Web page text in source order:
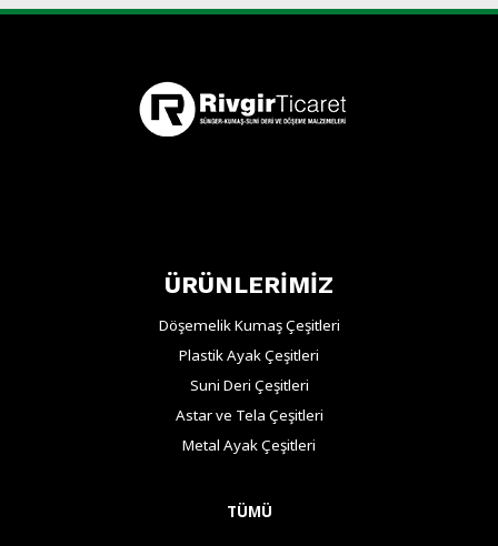
ÜRÜNLERİMİZ
Döşemelik Kumaş Çeşitleri
Plastik Ayak Çeşitleri
Suni Deri Çeşitleri
Astar ve Tela Çeşitleri
Metal Ayak Çeşitleri
TÜMÜ